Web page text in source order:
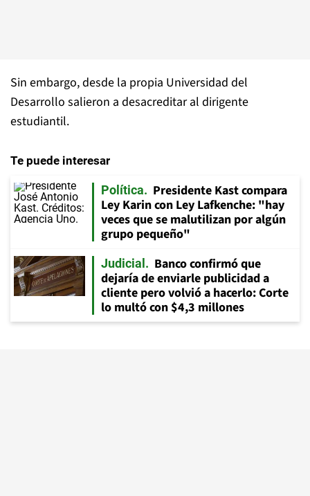
Sin embargo, desde la propia Universidad del
Desarrollo salieron a desacreditar al dirigente
estudiantil.
Te puede interesar
Política
Presidente Kast compara
Ley Karin con Ley Lafkenche: "hay
veces que se malutilizan por algún
grupo pequeño"
Judicial
Banco confirmó que
dejaría de enviarle publicidad a
cliente pero volvió a hacerlo: Corte
lo multó con $4,3 millones